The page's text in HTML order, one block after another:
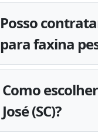
Posso
para faxina
Como
José (SC)?